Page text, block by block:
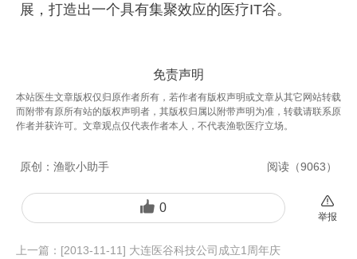
展，打造出一个具有集聚效应的医疗IT谷。
免责声明
本站医生文章版权仅归原作者所有，若作者有版权声明或文章从其它网站转载
而附带有原所有站的版权声明者，其版权归属以附带声明为准，转载请联系原
作者并获许可。文章观点仅代表作者本人，不代表渔歌医疗立场。
原创： 渔歌小助手 阅读（9063）
0
举报
上一篇： [2013-11-11] 大连医谷科技公司成立1周年庆